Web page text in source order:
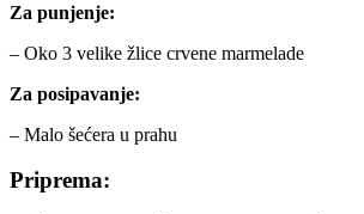
Za punjenje:
– Oko 3 velike žlice crvene marmelade
Za posipavanje:
– Malo šećera u prahu
Priprema: